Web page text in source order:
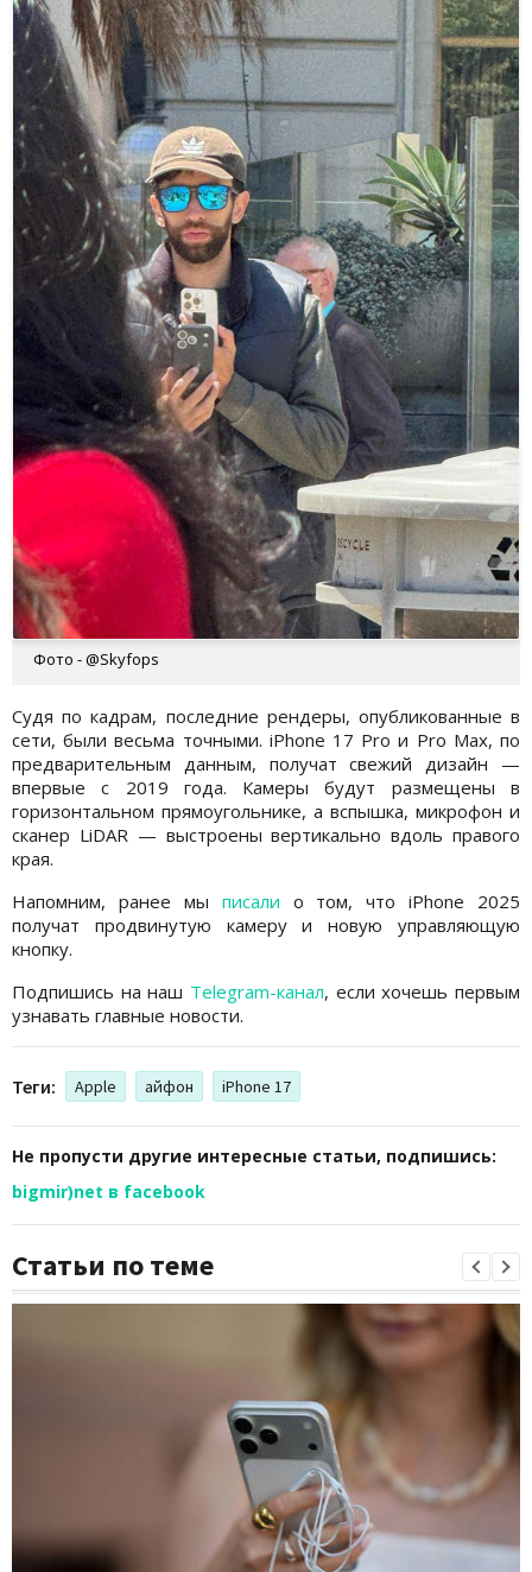
Фото - @Skyfops
Судя по кадрам, последние рендеры, опубликованные в
сети, были весьма точными. iPhone 17 Pro и Pro Max, по
предварительным данным, получат свежий дизайн —
впервые с 2019 года. Камеры будут размещены в
горизонтальном прямоугольнике, а вспышка, микрофон и
сканер LiDAR — выстроены вертикально вдоль правого
края.
Напомним, ранее мы писали о том, что iPhone 2025
получат продвинутую камеру и новую управляющую
кнопку.
Подпишись на наш Telegram-канал, если хочешь первым
узнавать главные новости.
Теги: Apple айфон iPhone 17
Не пропусти другие интересные статьи, подпишись:
bigmir)net в facebook
Статьи по теме